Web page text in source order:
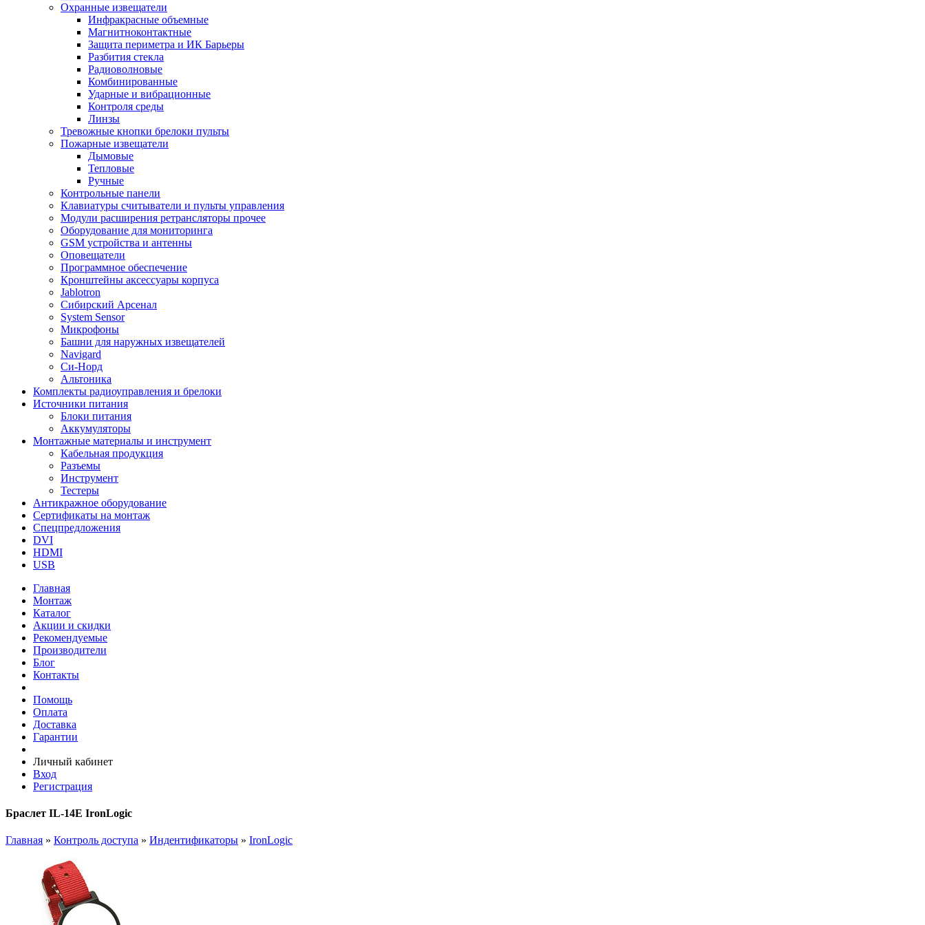
Охранные извещатели
Инфракрасные объемные
Магнитноконтактные
Защита периметра и ИК Барьеры
Разбития стекла
Радиоволновые
Комбинированные
Ударные и вибрационные
Контроля среды
Линзы
Тревожные кнопки брелоки пульты
Пожарные извещатели
Дымовые
Тепловые
Ручные
Контрольные панели
Клавиатуры считыватели и пульты управления
Модули расширения ретрансляторы прочее
Оборудование для мониторинга
GSM устройства и антенны
Оповещатели
Программное обеспечение
Кронштейны аксессуары корпуса
Jablotron
Сибирский Арсенал
System Sensor
Микрофоны
Башни для наружных извещателей
Navigard
Си-Норд
Альтоника
Комплекты радиоуправления и брелоки
Источники питания
Блоки питания
Аккумуляторы
Монтажные материалы и инструмент
Кабельная продукция
Разъемы
Инструмент
Тестеры
Антикражное оборудование
Сертификаты на монтаж
Спецпредложения
DVI
HDMI
USB
Главная
Монтаж
Каталог
Акции и скидки
Рекомендуемые
Производители
Блог
Контакты
Помощь
Оплата
Доставка
Гарантии
Личный кабинет
Вход
Регистрация
Браслет IL-14E IronLogic
Главная » Контроль доступа » Индентификаторы » IronLogic